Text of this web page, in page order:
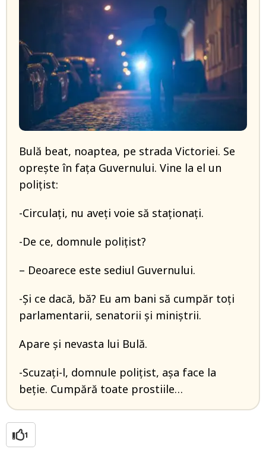
Bulă beat, noaptea, pe strada Victoriei. Se
opreşte în faţa Guvernului. Vine la el un
poliţist:
-Circulaţi, nu aveţi voie să staţionaţi.
-De ce, domnule poliţist?
– Deoarece este sediul Guvernului.
-Şi ce dacă, bă? Eu am bani să cumpăr toţi
parlamentarii, senatorii şi miniştrii.
Apare şi nevasta lui Bulă.
-Scuzaţi-l, domnule poliţist, aşa face la
beţie. Cumpără toate prostiile…
1